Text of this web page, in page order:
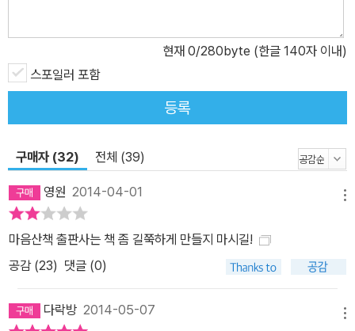
미국, 서로 다른 대륙에서 젊은 시기를 보낸다. 그러는 사이 동생 우다
얀이 친구의 여동생인 가우리를 만나 결혼하는데, 미국에서 사랑의
실패를 겪은 수바시는 이런 동생의 소식을 듣고 무언가 뒤처진 느낌
러나 이런 이질감도 잠시, 시간이 흐르며 소식이 뜸해지던 어느 날 수
바시는 우다얀이 죽었다는 짤막한 전보를 받는다. 캘커타의 고향 집
을 방문한 수다시는 동생이 혁명 세력을 제거하려는 경찰들에게 목숨
을 잃었음을 알게 된다. 아울러 제수인 가우리가 배 속에 아이를 가졌
후 아이와 엄마를 떼어놓을 낌새다. 수바시는 그런 일이 일어나선 안
을 택한다…… 친밀한 두 형제와 이들의 아내가 된 한 여자가 주축인
현재 0/280byte (한글 140자 이내)
스포일러 포함
등록
구매자 (32) 전체 (39)
영원 2014-04-01
마음산책 출판사는 책 좀 길쭉하게 만들지 마시길!
공감 (23) 댓글 (0)
다락방 2014-05-07